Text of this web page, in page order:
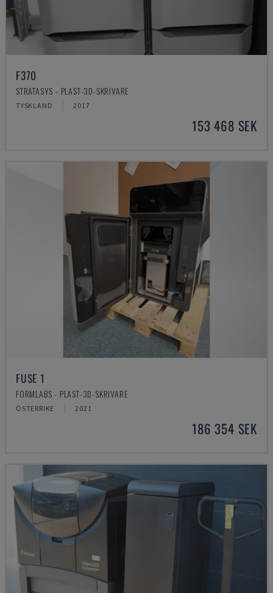
F370
STRATASYS - PLAST-3D-SKRIVARE
TYSKLAND 2017
153 468 SEK
FUSE 1
FORMLABS - PLAST-3D-SKRIVARE
ÖSTERRIKE 2021
186 354 SEK